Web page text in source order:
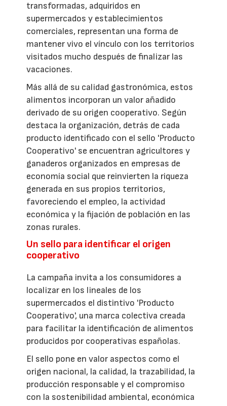
transformadas, adquiridos en
supermercados y establecimientos
comerciales, representan una forma de
mantener vivo el vínculo con los territorios
visitados mucho después de finalizar las
vacaciones.
Más allá de su calidad gastronómica, estos
alimentos incorporan un valor añadido
derivado de su origen cooperativo. Según
destaca la organización, detrás de cada
producto identificado con el sello 'Producto
Cooperativo' se encuentran agricultores y
ganaderos organizados en empresas de
economía social que reinvierten la riqueza
generada en sus propios territorios,
favoreciendo el empleo, la actividad
económica y la fijación de población en las
zonas rurales.
Un sello para identificar el origen
cooperativo
La campaña invita a los consumidores a
localizar en los lineales de los
supermercados el distintivo 'Producto
Cooperativo', una marca colectiva creada
para facilitar la identificación de alimentos
producidos por cooperativas españolas.
El sello pone en valor aspectos como el
origen nacional, la calidad, la trazabilidad, la
producción responsable y el compromiso
con la sostenibilidad ambiental, económica